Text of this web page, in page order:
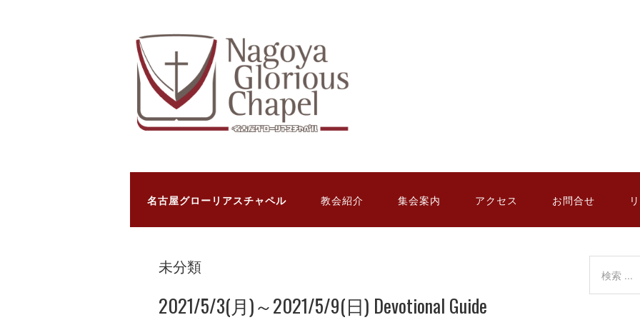
名古屋グローリアスチャペル 教会紹介 集会案内 アクセス お問合せ
未分類
2021/5/3(月)～2021/5/9(日) Devotional Guide